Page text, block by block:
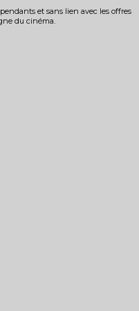
et sans lien avec les offres
du cinéma.